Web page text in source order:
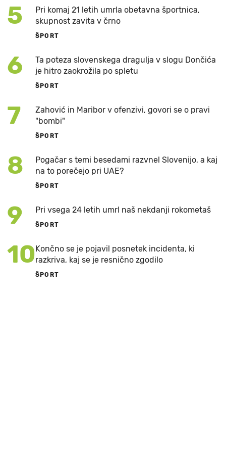
5
Pri komaj 21 letih umrla obetavna športnica,
skupnost zavita v črno
ŠPORT
6
Ta poteza slovenskega dragulja v slogu Dončića
je hitro zaokrožila po spletu
ŠPORT
7
Zahović in Maribor v ofenzivi, govori se o pravi
"bombi"
ŠPORT
8
Pogačar s temi besedami razvnel Slovenijo, a kaj
na to porečejo pri UAE?
ŠPORT
9 Pri vsega 24 letih umrl naš nekdanji rokometaš
ŠPORT
10Končno se je pojavil posnetek incidenta, ki
razkriva, kaj se je resnično zgodilo
ŠPORT